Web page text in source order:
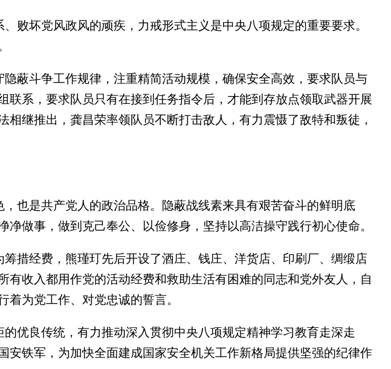
坏党风政风的顽疾，力戒形式主义是中央八项规定的重要要求。
斗争工作规律，注重精简活动规模，确保安全高效，要求队员与
系，要求队员只有在接到任务指令后，才能到存放点领取武器开展
继推出，龚昌荣率领队员不断打击敌人，有力震慑了敌特和叛徒，
是共产党人的政治品格。隐蔽战线素来具有艰苦奋斗的鲜明底
做事，做到克己奉公、以俭修身，坚持以高洁操守践行初心使命。
经费，熊瑾玎先后开设了酒庄、钱庄、洋货店、印刷厂、绸缎店
收入都用作党的活动经费和救助生活有困难的同志和党外友人，自
为党工作、对党忠诚的誓言。
良传统，有力推动深入贯彻中央八项规定精神学习教育走深走
铁军，为加快全面建成国家安全机关工作新格局提供坚强的纪律作